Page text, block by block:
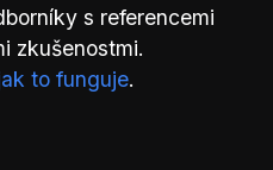
s referencemi
zkušenostmi.
to funguje.